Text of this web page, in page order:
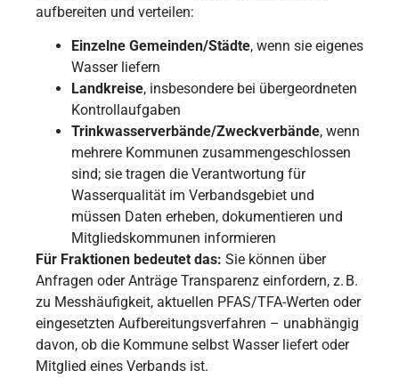
aufbereiten und verteilen:
Einzelne Gemeinden/Städte, wenn sie eigenes
Wasser liefern
Landkreise, insbesondere bei übergeordneten
Kontrollaufgaben
Trinkwasserverbände/Zweckverbände, wenn
mehrere Kommunen zusammengeschlossen
sind; sie tragen die Verantwortung für
Wasserqualität im Verbandsgebiet und
müssen Daten erheben, dokumentieren und
Mitgliedskommunen informieren
Für Fraktionen bedeutet das: Sie können über
Anfragen oder Anträge Transparenz einfordern, z. B.
zu Messhäufigkeit, aktuellen PFAS/TFA-Werten oder
eingesetzten Aufbereitungsverfahren – unabhängig
davon, ob die Kommune selbst Wasser liefert oder
Mitglied eines Verbands ist.